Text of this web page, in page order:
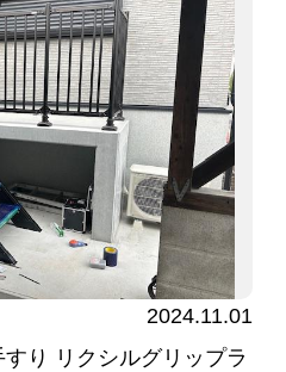
2024.11.01
り リクシルグリップラ